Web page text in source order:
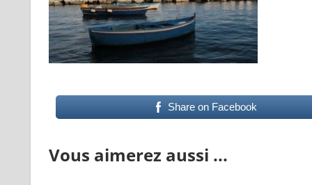
Share on Facebook
Vous aimerez aussi ...